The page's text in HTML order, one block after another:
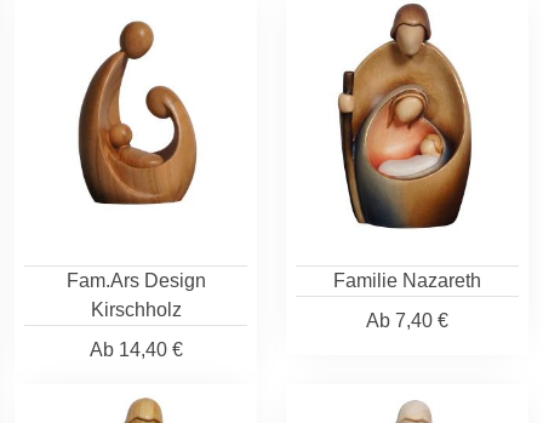
Fam.Ars Design
Kirschholz
Ab14,40 €
Familie Nazareth
Ab 7,40 €